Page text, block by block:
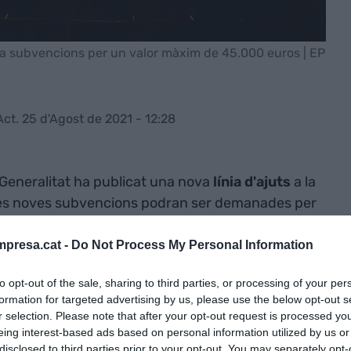
- Do Not Process My Personal Information
opt-out of the sale, sharing to third parties, or processing of your
for targeted advertising by us, please use the below opt-out
selection. Please note that after your opt-out request is processed
interest-based ads based on personal information utilized by us
subvencions per un valor màxim de 45.000 euros | EP
25 d'Agost de 2021 - 12:28
ha publicat una nova línia d'ajuts a la
noves subvencions podran ser demanades per
professional desenvolupat a partir de l'1 de
2021. El període de sol·licitud d'ajuts, segons la
euros i cobreix la contractació artística dels
per ajuntaments i entitats que